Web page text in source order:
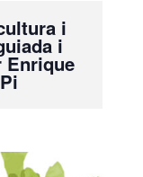
i
i
Enrique